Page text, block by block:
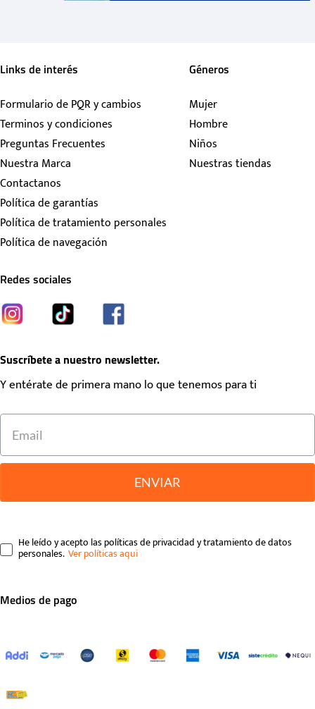
Links de interés
Formulario de PQR y cambios
Terminos y condiciones
Preguntas Frecuentes
Nuestra Marca
Contactanos
Política de garantías
Política de tratamiento personales
Política de navegación
Géneros
Mujer
Hombre
Niños
Nuestras tiendas
Redes sociales
Suscríbete a nuestro newsletter.
Y entérate de primera mano lo que tenemos para ti
ENVIAR
He leído y acepto las políticas de privacidad y tratamiento de datos
personales.
Medios de pago